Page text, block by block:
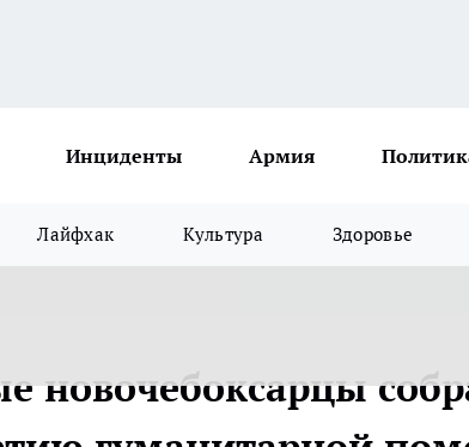
Инциденты Армия
Лайфхак Культура Здоровье
новочебоксарцы